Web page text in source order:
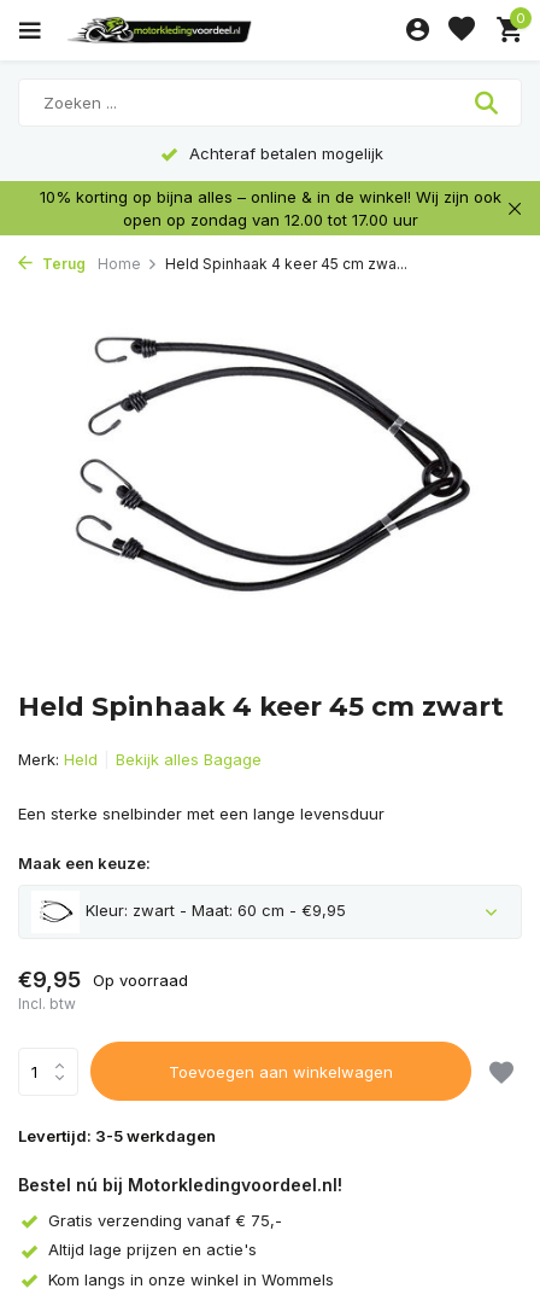
0
Achteraf betalen mogelijk
10% korting op bijna alles – online & in de winkel! Wij zijn ook
open op zondag van 12.00 tot 17.00 uur
Terug Home Held Spinhaak 4 keer 45 cm zwa...
Held Spinhaak 4 keer 45 cm zwart
Merk: Held Bekijk alles Bagage
Een sterke snelbinder met een lange levensduur
Maak een keuze:
Kleur: zwart - Maat: 60 cm - €9,95
€9,95 Op voorraad
Incl. btw
Toevoegen aan winkelwagen
Levertijd: 3-5 werkdagen
Bestel nú bij Motorkledingvoordeel.nl!
Gratis verzending vanaf € 75,-
Altijd lage prijzen en actie's
Kom langs in onze winkel in Wommels